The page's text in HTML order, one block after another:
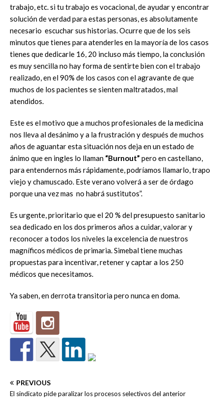
trabajo, etc. si tu trabajo es vocacional, de ayudar y encontrar
solución de verdad para estas personas, es absolutamente
necesario escuchar sus historias. Ocurre que de los seis
minutos que tienes para atenderles en la mayoría de los casos
tienes que dedicarle 16, 20 incluso más tiempo, la conclusión
es muy sencilla no hay forma de sentirte bien con el trabajo
realizado, en el 90% de los casos con el agravante de que
muchos de los pacientes se sienten maltratados, mal
atendidos.
Este es el motivo que a muchos profesionales de la medicina
nos lleva al desánimo y a la frustración y después de muchos
años de aguantar esta situación nos deja en un estado de
ánimo que en ingles lo llaman “Burnout” pero en castellano,
para entendernos más rápidamente, podríamos llamarlo, trapo
viejo y chamuscado. Este verano volverá a ser de órdago
porque una vez mas no habrá sustitutos”.
Es urgente, prioritario que el 20 % del presupuesto sanitario
sea dedicado en los dos primeros años a cuidar, valorar y
reconocer a todos los niveles la excelencia de nuestros
magníficos médicos de primaria. Simebal tiene muchas
propuestas para incentivar, retener y captar a los 250
médicos que necesitamos.
Ya saben, en derrota transitoria pero nunca en doma.
PREVIOUS
El sindicato pide paralizar los procesos selectivos del anterior